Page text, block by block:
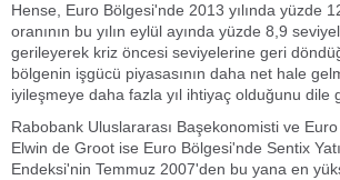
Hense, Euro Bölgesi'nde 2013 yılında yüzde
oranının bu yılın eylül ayında yüzde 8,9
gerileyerek kriz öncesi seviyelerine geri
bölgenin işgücü piyasasının daha net hale
iyileşmeye daha fazla yıl ihtiyaç olduğunu dile
Rabobank Uluslararası Başekonomisti ve
Elwin de Groot ise Euro Bölgesi'nde Sentix
Endeksi'nin Temmuz 2007'den bu yana en